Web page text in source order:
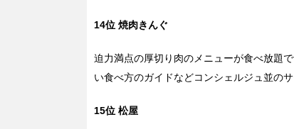
14位 焼肉きんぐ
迫力満点の厚切り肉のメニューが食べ放題
い食べ方のガイドなどコンシェルジュ並の
15位 松屋